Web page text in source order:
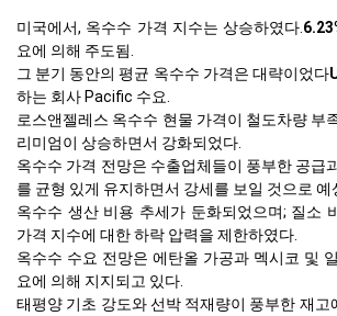
미국에서, 옥수수 가격 지수는 상승하였다. 6.23
요에 의해 주도됨.
그 분기 동안의 평균 옥수수 가격은 대략이었다
하는 회사 Pacific 수요.
로스앤젤레스 옥수수 현물 가격이 철도차량 부
리미엄이 상승하면서 강화되었다.
옥수수 가격 전망은 수출업체들이 풍부한 공급
를 균형 있게 유지하면서 강세를 보일 것으로 예
옥수수 생산 비용 추세가 둔화되었으며; 질소
가격 지수에 대한 하락 압력을 제한하였다.
옥수수 수요 전망은 에탄올 가공과 멕시코 및
요에 의해 지지되고 있다.
태평양 기초 강도와 선박 적재량이 풍부한 재고